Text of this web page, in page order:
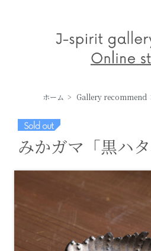
ホーム > Gallery recommend
みかガマ「黒ハタ